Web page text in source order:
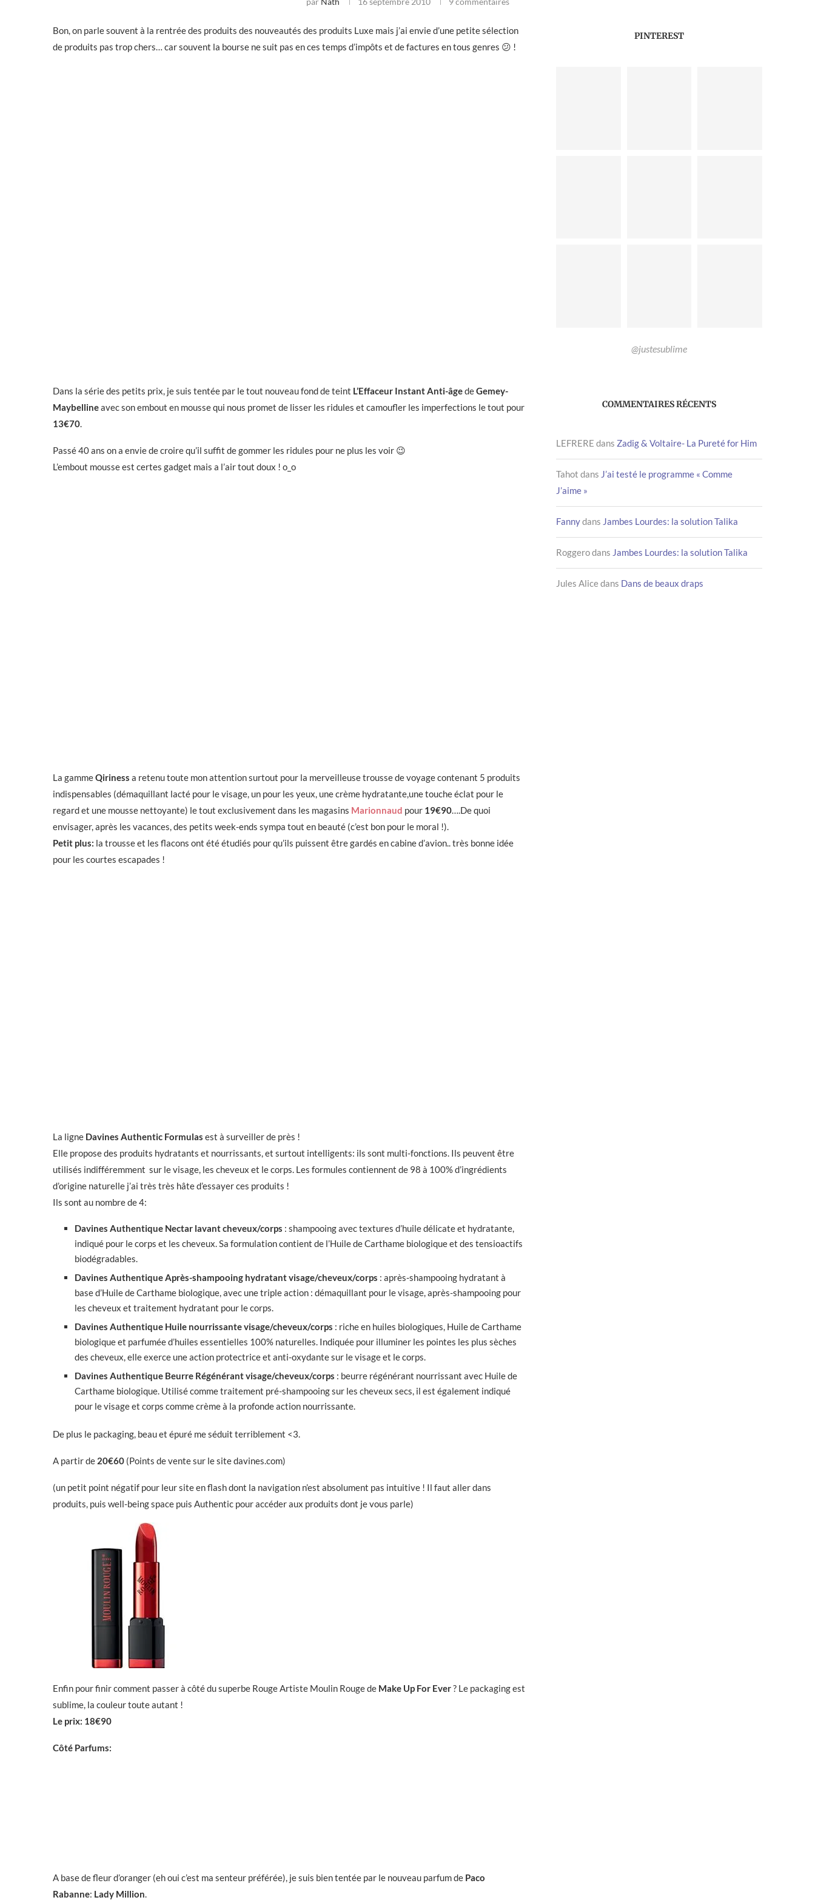
Bon, on parle souvent à la rentrée des produits des nouveautés des produits Luxe mais j’ai envie d’une petite sélection
de produits pas trop chers… car souvent la bourse ne suit pas en ces temps d’impôts et de factures en tous genres 😕 !
Dans la série des petits prix, je suis tentée par le tout nouveau fond de teint L’Effaceur Instant Anti-âgedeGemey-
Maybellineavec son embout en mousse qui nous promet de lisser les ridules et camoufler les imperfections le tout pour
13€70.
Passé 40 ans on a envie de croire qu’il suffit de gommer les ridules pour ne plus les voir 😉
L’embout mousse est certes gadget mais a l’air tout doux ! o_o
La gammeQiriness a retenu toute mon attention surtout pour la merveilleuse trousse de voyage contenant 5 produits
indispensables (démaquillant lacté pour le visage, un pour les yeux, une crème hydratante,une touche éclat pour le
regard et une mousse nettoyante) le tout exclusivement dans les magasins Marionnaud pour 19€90….De quoi
envisager, après les vacances, des petits week-ends sympa tout en beauté (c’est bon pour le moral !).
Petit plus: la trousse et les flacons ont été étudiés pour qu’ils puissent être gardés en cabine d’avion.. très bonne idée
pour les courtes escapades !
La ligne Davines Authentic Formulas est à surveiller de près !
Elle propose des produits hydratants et nourrissants, et surtout intelligents: ils sont multi-fonctions. Ils peuvent être
utilisés indifféremment sur le visage, les cheveux et le corps. Les formules contiennent de 98 à 100% d’ingrédients
d’origine naturelle j’ai très très hâte d’essayer ces produits !
Ils sont au nombre de 4:
Davines Authentique Nectar lavant cheveux/corps : shampooing avec textures d’huile délicate et hydratante,
indiqué pour le corps et les cheveux. Sa formulation contient de l’Huile de Carthame biologique et des tensioactifs
biodégradables.
Davines Authentique Après-shampooing hydratant visage/cheveux/corps : après-shampooing hydratant à
base d’Huile de Carthame biologique, avec une triple action : démaquillant pour le visage, après-shampooing pour
les cheveux et traitement hydratant pour le corps.
Davines Authentique Huile nourrissante visage/cheveux/corps : riche en huiles biologiques, Huile de Carthame
biologique et parfumée d’huiles essentielles 100% naturelles. Indiquée pour illuminer les pointes les plus sèches
des cheveux, elle exerce une action protectrice et anti-oxydante sur le visage et le corps.
Davines Authentique Beurre Régénérant visage/cheveux/corps : beurre régénérant nourrissant avec Huile de
Carthame biologique. Utilisé comme traitement pré-shampooing sur les cheveux secs, il est également indiqué
pour le visage et corps comme crème à la profonde action nourrissante.
De plus le packaging, beau et épuré me séduit terriblement <3.
A partir de 20€60 (Points de vente sur le site davines.com)
(un petit point négatif pour leur site en flash dont la navigation n’est absolument pas intuitive ! Il faut aller dans
produits, puis well-being space puis Authentic pour accéder aux produits dont je vous parle)
Enfin pour finir comment passer à côté du superbe Rouge Artiste Moulin Rouge de Make Up For Ever? Le packaging est
sublime, la couleur toute autant !
Le prix: 18€90
Côté Parfums:
A base de fleur d’oranger (eh oui c’est ma senteur préférée), je suis bien tentée par le nouveau parfum de Paco
Rabanne: Lady Million.
PINTEREST
@justesublime
COMMENTAIRES RÉCENTS
LEFRERE dans Zadig & Voltaire- La Pureté for Him
Tahot dans J’ai testé le programme « Comme
J’aime »
Fannydans Jambes Lourdes: la solution Talika
Roggerodans Jambes Lourdes: la solution Talika
Jules Alicedans Dans de beaux draps